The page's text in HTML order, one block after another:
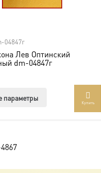
04847г
Лев Оптинский
dm-04847г
параметры
Купить